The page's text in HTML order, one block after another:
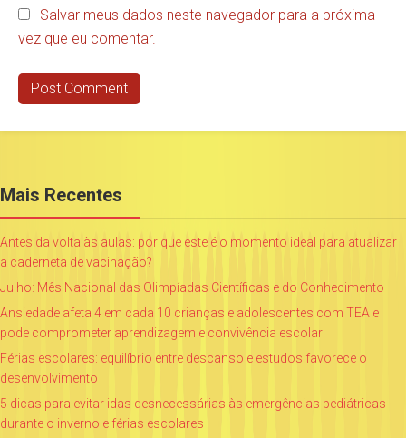
Salvar meus dados neste navegador para a próxima
vez que eu comentar.
Mais Recentes
Antes da volta às aulas: por que este é o momento ideal para atualizar
a caderneta de vacinação?
Julho: Mês Nacional das Olimpíadas Científicas e do Conhecimento
Ansiedade afeta 4 em cada 10 crianças e adolescentes com TEA e
pode comprometer aprendizagem e convivência escolar
Férias escolares: equilíbrio entre descanso e estudos favorece o
desenvolvimento
5 dicas para evitar idas desnecessárias às emergências pediátricas
durante o inverno e férias escolares